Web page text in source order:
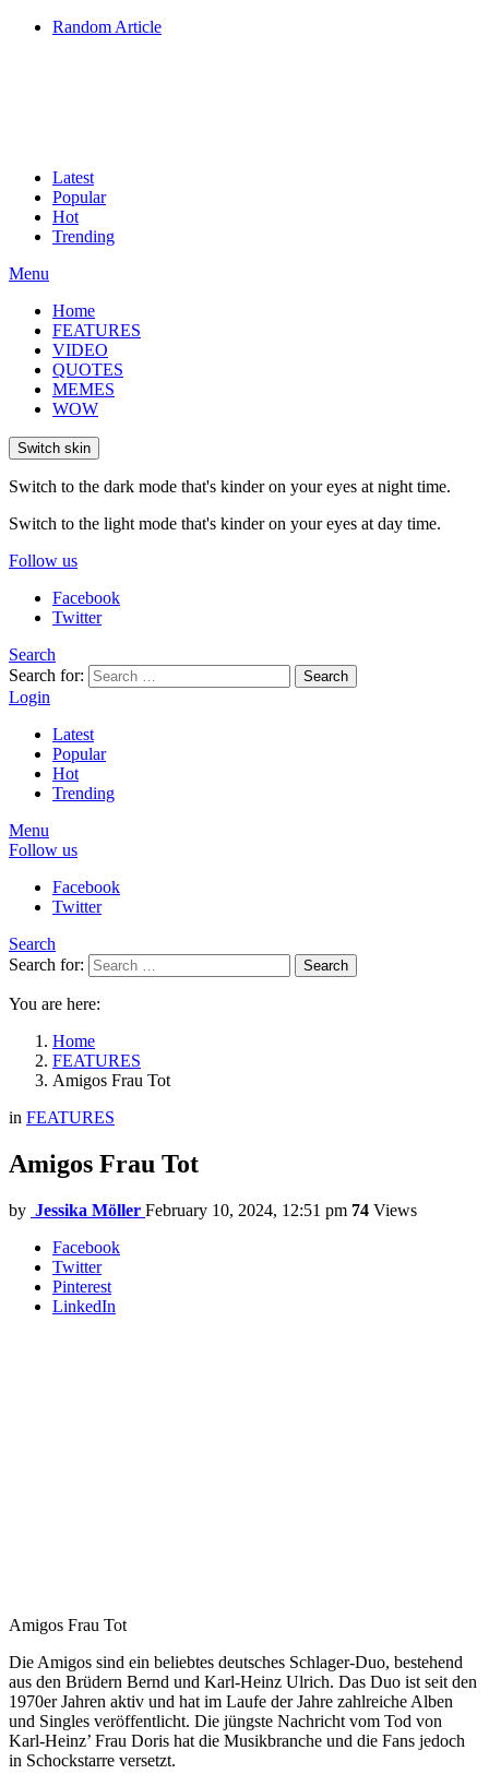
Random Article
Latest
Popular
Hot
Trending
Menu
Home
FEATURES
VIDEO
QUOTES
MEMES
WOW
Switch skin
Switch to the dark mode that's kinder on your eyes at night time.
Switch to the light mode that's kinder on your eyes at day time.
Follow us
Facebook
Twitter
Search
Search for:
Search
Login
Latest
Popular
Hot
Trending
Menu
Follow us
Facebook
Twitter
Search
Search for:
Search
You are here:
Home
FEATURES
Amigos Frau Tot
in FEATURES
Amigos Frau Tot
by Jessika Möller February 10, 2024, 12:51 pm 74 Views
Facebook
Twitter
Pinterest
LinkedIn
Amigos Frau Tot
Die Amigos sind ein beliebtes deutsches Schlager-Duo, bestehend
aus den Brüdern Bernd und Karl-Heinz Ulrich. Das Duo ist seit den
1970er Jahren aktiv und hat im Laufe der Jahre zahlreiche Alben
und Singles veröffentlicht. Die jüngste Nachricht vom Tod von
Karl-Heinz’ Frau Doris hat die Musikbranche und die Fans jedoch
in Schockstarre versetzt.